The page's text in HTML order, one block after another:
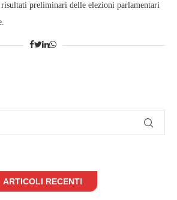
preliminari delle elezioni parlamentari
ARTICOLI RECENTI